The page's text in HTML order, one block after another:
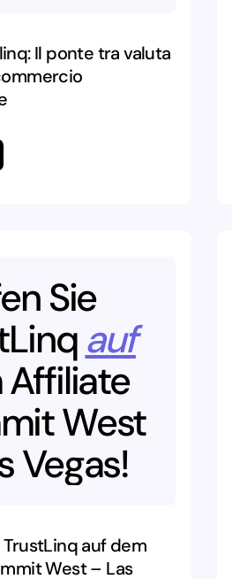
Il ponte tra valuta
Sie
auf
Affiliate
West
Vegas!
TrustLinq auf dem
West – Las